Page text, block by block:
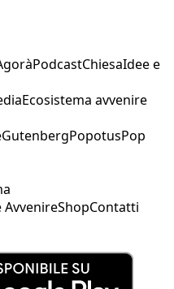
PodcastChiesaIdee e
Ecosistema avvenire
GutenbergPopotusPop
AvvenireShopContatti